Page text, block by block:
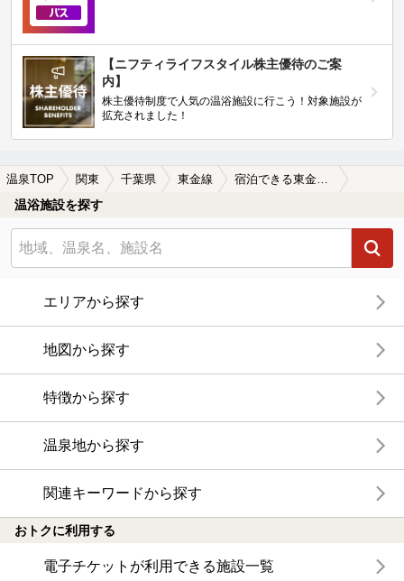
【ニフティライフスタイル株主優待のご案
内】
株主優待制度で人気の温浴施設に行こう！対象施設が
拡充されました！
温泉TOP 関東 千葉県 東金線 宿泊できる東金線周辺の温泉、日帰り温泉、スーパー銭湯を探す
温浴施設を探す
エリアから探す
地図から探す
特徴から探す
温泉地から探す
関連キーワードから探す
おトクに利用する
電子チケットが利用できる施設一覧